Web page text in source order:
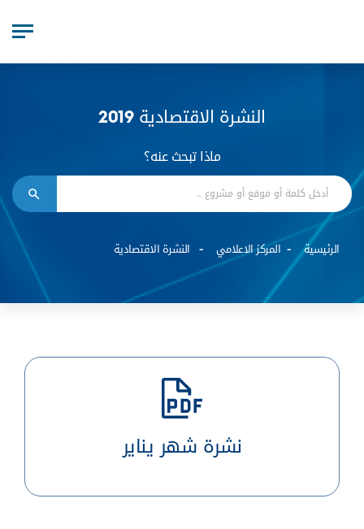
النشرة الاقتصادية 2019
ماذا تبحث عنه؟
الرئيسية المركز الاعلامي النشرة الاقتصادية
نشرة شهر يناير